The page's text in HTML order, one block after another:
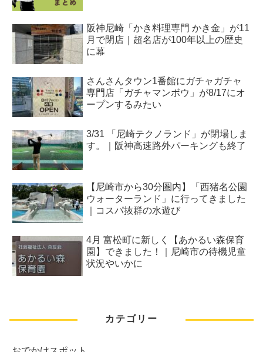
阪神尼崎「かき料理専門 かき金」が11
月で閉店｜超名店が100年以上の歴史
に幕
さんさんタウン1番館にガチャガチャ
専門店「ガチャマンボウ」が8/17にオ
ープンするみたい
3/31 「尼崎テクノランド」が閉場しま
す。｜阪神高速路外パーキングも終了
【尼崎市から30分圏内】「西猪名公園
ウォーターランド」に行ってきました
｜コスパ抜群の水遊び
4月 富松町に新しく【あかるい森保育
園】できました！｜尼崎市の待機児童
状況やいかに
カテゴリー